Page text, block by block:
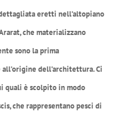
eretti nell’altopiano
che materializzano
sono la prima
dell’architettura. Ci
quali è scolpito in modo
che rappresentano pesci di